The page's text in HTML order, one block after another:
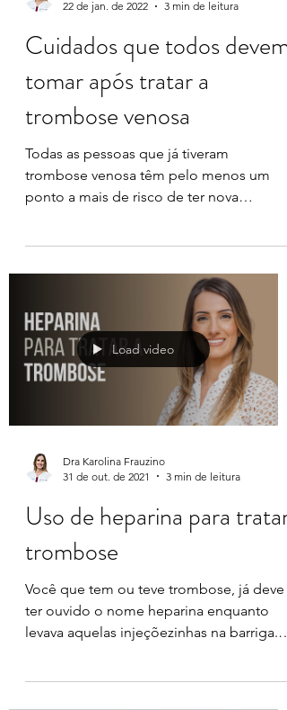
Dra Karolina Frauzino
Cuidados que todos devem
tomar após tratar a
trombose venosa
Todas as pessoas que já tiveram
trombose venosa têm pelo menos um
ponto a mais de risco de ter nova
trombose do que as pessoas nunca...
Load video
Dra Karolina Frauzino
31 de out. de 2021
3 min de leitura
Uso de heparina para tratar
trombose